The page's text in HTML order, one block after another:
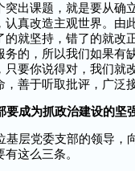
突出课题，就是要从确
认真改造主观世界。由
的就坚持，错了的就改
务的，所以我们如果有
只要你说得对，我们就
，善于听取批评，广泛
要成为抓政治建设的坚
层党委支部的领导，
这么三条。